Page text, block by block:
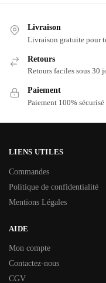
Livraison
Livraison gratuite pour
Retours
Retours faciles sous 30
Paiement
Paiement 100%
LIENS UTILES
Commandes
Politique de confidentialité
Mentions Légales
AIDE
Mon compte
Contactez-nous
CGV